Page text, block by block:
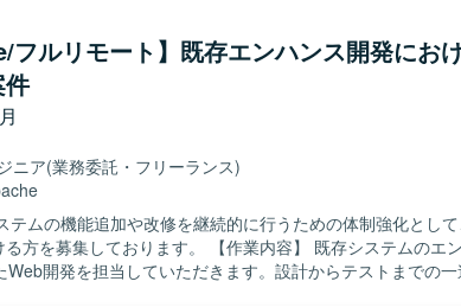
き込み
を求めております。顧客に対して分かりやすく説明できるコ
い領域にも主体的にキャッチアップできる方にご活躍いただ
プリケーション開発経験を積むことができます。他者成果物
て、技術スキルだけでなくコミュニケーション力や課題解決
生成AIを活用した新しい開発スタイルにチャレンジできる環
心としたWebアプリケーション開発環境のもと、Apacheや
加・改修を行っております。Spring系フレームワークなどを
もございます。
フルリモート】既存エンハンス開発にお
ニア(業務委託・フリーランス)
テムの機能追加や改修を継続的に行うための体制強化とし
す。 【作業内容】 既存システムのエンハンス開発
Web開発を担当していただきます。設計からテストまでの